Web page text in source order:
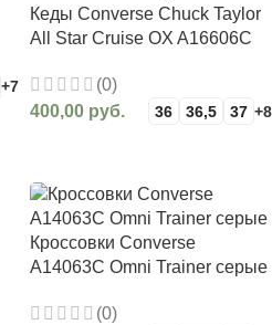
+7
Кеды Сonverse Сhuck Taylor
All Star Cruise OX A16606C
(0)
400,00 руб. 36 36,5 37 +8
Кроссовки Converse
A14063C Omni Trainer серые
(0)